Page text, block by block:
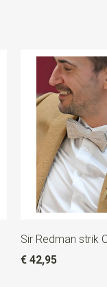
Sir Redman strik
€ 42,95